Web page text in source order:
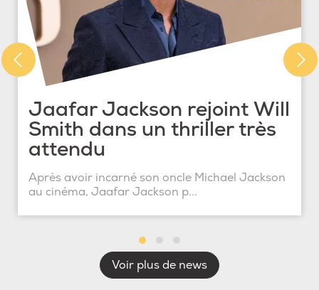
Jaafar Jackson rejoint Will
Smith dans un thriller très
attendu
Après avoir incarné son oncle Michael Jackson
au cinéma, Jaafar Jackson p...
Voir plus de news